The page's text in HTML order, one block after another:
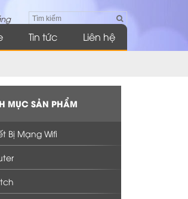
Tin tức Liên hệ
MỤC SẢN PHẨM
Bị Mạng Wifi